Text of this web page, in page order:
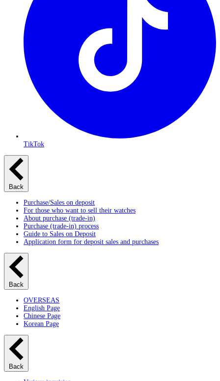
TikTok
Back
Purchase/Sales on deposit
For those who want to sell their watches
About purchase (trade-in)
Purchase (trade-in) process
Guide to Sales on Deposit
Application form for deposit sales and purchases
Back
OVERSEAS
English Page
Chinese Page
Korean Page
Back